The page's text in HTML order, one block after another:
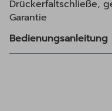
Drückerfaltschließe,
Garantie
Bedienungsanleitung